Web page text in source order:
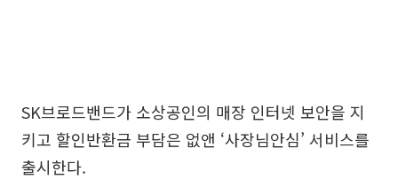
SK브로드밴드가 소상공인의 매장 인터넷 보안을 지
키고 할인반환금 부담은 없앤 ‘사장님안심’ 서비스를
출시한다.